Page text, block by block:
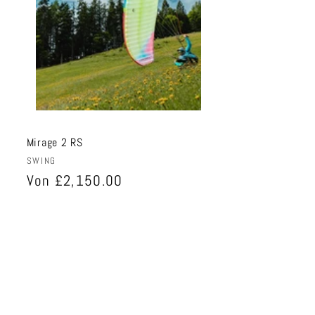
Mirage 2 RS
Anbieter:
SWING
Normaler
Von £2,150.00